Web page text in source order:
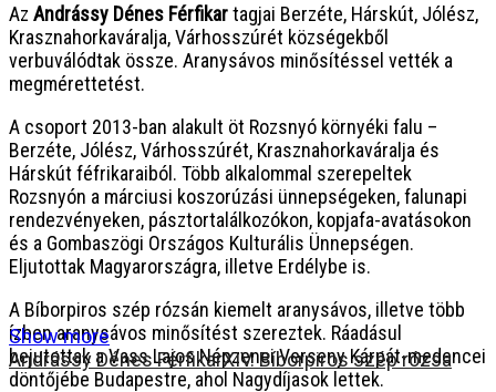
Az Andrássy Dénes Férfikartagjai Berzéte, Hárskút, Jólész,
Krasznahorkaváralja, Várhosszúrét községekből
verbuválódtak össze. Aranysávos minősítéssel vették a
megmérettetést.
A csoport 2013-ban alakult öt Rozsnyó környéki falu –
Berzéte, Jólész, Várhosszúrét, Krasznahorkaváralja és
Hárskút féfrikaraiból. Több alkalommal szerepeltek
Rozsnyón a márciusi koszorúzási ünnepségeken, falunapi
rendezvényeken, pásztortalálkozókon, kopjafa-avatásokon
és a Gombaszögi Országos Kulturális Ünnepségen.
Eljutottak Magyarországra, illetve Erdélybe is.
A Bíborpiros szép rózsán kiemelt aranysávos, illetve több
ízben aranysávos minősítést szereztek. Ráadásul
bejutottak a Vass Lajos Népzenei Verseny Kárpát-medencei
döntőjébe Budapestre, ahol Nagydíjasok lettek.
Show more
Andrássy Dénes FérfikarXIV. Bíborpiros szép rózsa